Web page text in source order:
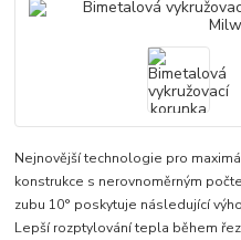
Nejnovější technologie pro
konstrukce s nerovnoměrným
zubu 10° poskytuje následující
Lepší rozptylování tepla během